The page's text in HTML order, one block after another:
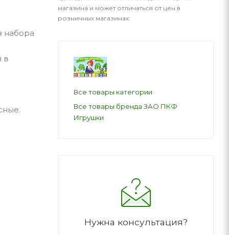
набора
в
магазина и может отличаться от цен в
розничных магазинах
Все товары категории
Все товары бренда ЗАО ПКФ
Игрушки
Нужна консультация?